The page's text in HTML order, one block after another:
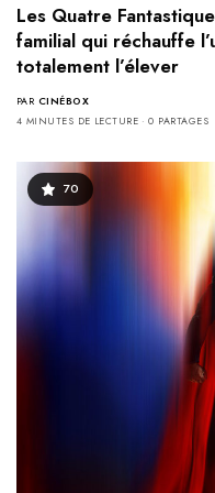
Les Quatre
familial qui réchauffe
totalement l’élever
PAR CINÉBOX
4 MINUTES DE LECTURE
0 PARTAGES
70